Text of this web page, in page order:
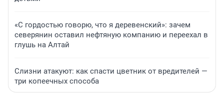
«С гордостью говорю, что я деревенский»: зачем
северянин оставил нефтяную компанию и переехал в
глушь на Алтай
Слизни атакуют: как спасти цветник от вредителей —
три копеечных способа